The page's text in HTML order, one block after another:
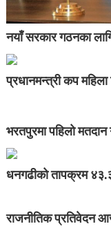
नयाँ सरकार गठनका
प्रधानमन्त्री कप
भरतपुरमा पहिलो मतदान
धनगढीको तापक्रम
राजनीतिक प्रतिवेदन